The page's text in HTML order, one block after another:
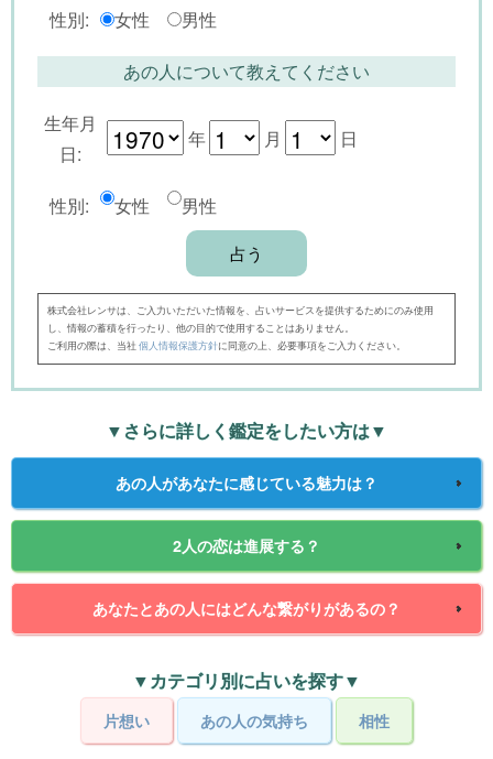
性別: 女性 男性
あの人について教えてください
生年月
日:
年 月 日
性別: 女性 男性
株式会社レンサは、ご入力いただいた情報を、占いサービスを提供するためにのみ使用
し、情報の蓄積を行ったり、他の目的で使用することはありません。
ご利用の際は、当社 個人情報保護方針に同意の上、必要事項をご入力ください。
▼さらに詳しく鑑定をしたい方は▼
あの人があなたに感じている魅力は？
2人の恋は進展する？
あなたとあの人にはどんな繋がりがあるの？
▼カテゴリ別に占いを探す▼
片想い あの人の気持ち 相性